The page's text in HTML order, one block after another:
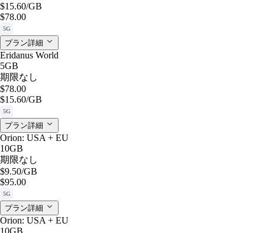
$15.60/GB
$78.00
5G
プラン詳細
Eridanus World
5GB
期限なし
$78.00
$15.60/GB
5G
プラン詳細
Orion: USA + EU
10GB
期限なし
$9.50/GB
$95.00
5G
プラン詳細
Orion: USA + EU
10GB